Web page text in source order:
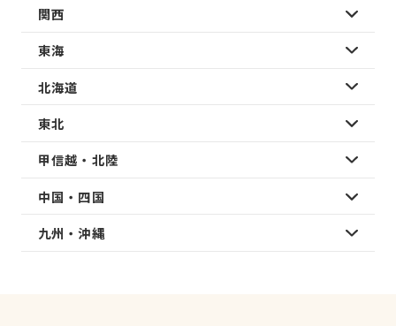
関西
東海
北海道
東北
甲信越・北陸
中国・四国
九州・沖縄